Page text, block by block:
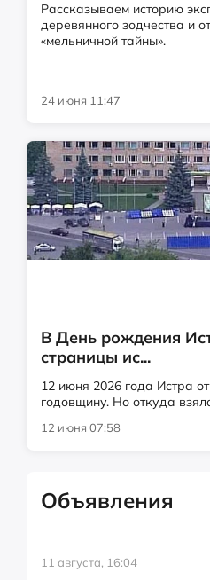
Рассказываем историю
деревянного зодчества и
«мельничной тайны».
24 июня 11:47
В День рождения
страницы ис...
12 июня 2026 года Истра
годовщину. Но откуда
12 июня 07:58
Объявления
11 августа, 16:04